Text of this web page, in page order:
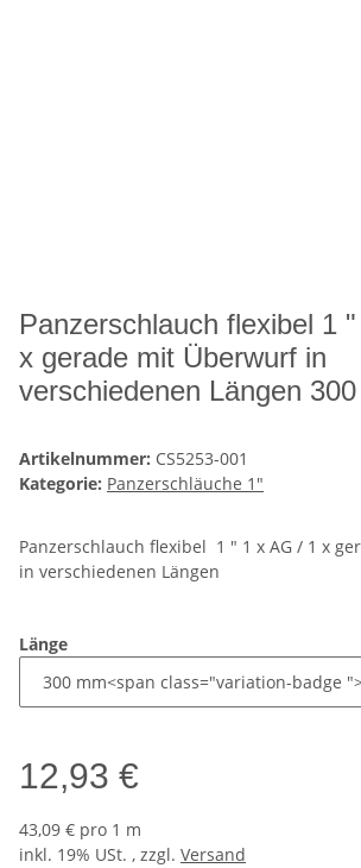
Panzerschlauch flexibel 1
x gerade mit Überwurf in
verschiedenen Längen
Artikelnummer: CS5253-001
Kategorie: Panzerschläuche 1"
Panzerschlauch flexibel 1 " 1 x AG / 1 x
in verschiedenen Längen
Länge
12,93 €
43,09 € pro 1 m
inkl. 19% USt. , zzgl. Versand